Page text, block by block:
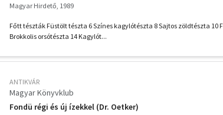
Magyar Hirdető, 1989
Főtt tészták Füstölt tészta 6 Színes kagylótészta 8 Sajtos zöldtészta 10
Brokkolis orsótészta 14 Kagylót...
ANTIKVÁR
Magyar Könyvklub
Fondü régi és új ízekkel (Dr. Oetker)